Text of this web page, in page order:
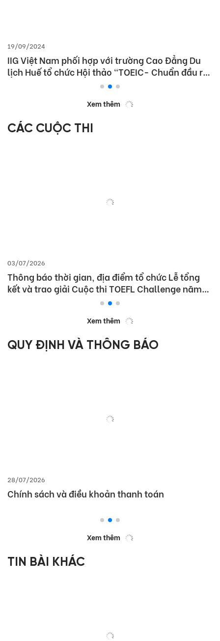
19/09/2024
IIG Việt Nam phối hợp với trường Cao Đẳng Du
lịch Huế tổ chức Hội thảo “TOEIC- Chuẩn đầu ra
tiếng Anh- Bí Quyết chinh phục nhà tuyển dụng”
Xem thêm
CÁC CUỘC THI
03/07/2026
Thông báo thời gian, địa điểm tổ chức Lễ tổng
kết và trao giải Cuộc thi TOEFL Challenge năm
Xem thêm
QUY ĐỊNH VÀ THÔNG BÁO
28/07/2026
Chính sách và điều khoản thanh toán
Xem thêm
TIN BÀI KHÁC